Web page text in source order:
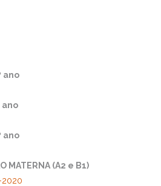
ano
ano
ano
MATERNA (A2 e B1)
2020